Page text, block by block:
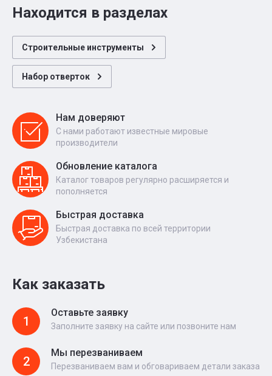
Находится в разделах
Строительные инструменты
Набор отверток
Нам доверяют
С нами работают известные мировые
производители
Обновление каталога
Каталог товаров регулярно расширяется и
пополняется
Быстрая доставка
Быстрая доставка по всей территории
Узбекистана
Как заказать
1
Оставьте заявку
Заполните заявку на сайте или позвоните нам
2
Мы перезваниваем
Перезваниваем вам и обговариваем детали заказа